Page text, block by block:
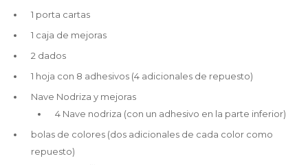
1 porta cartas
1 caja de mejoras
2 dados
1 hoja con 8 adhesivos (4 adicionales de repuesto)
Nave Nodriza y mejoras
4 Nave nodriza (con un adhesivo en la parte inferior)
bolas de colores (dos adicionales de cada color como
repuesto)